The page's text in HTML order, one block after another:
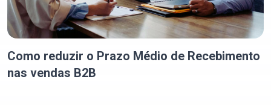
Como reduzir o Prazo Médio de Recebimento
nas vendas B2B